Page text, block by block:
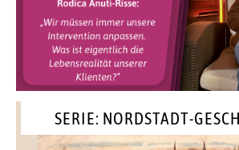
SERIE: NORDSTADT-